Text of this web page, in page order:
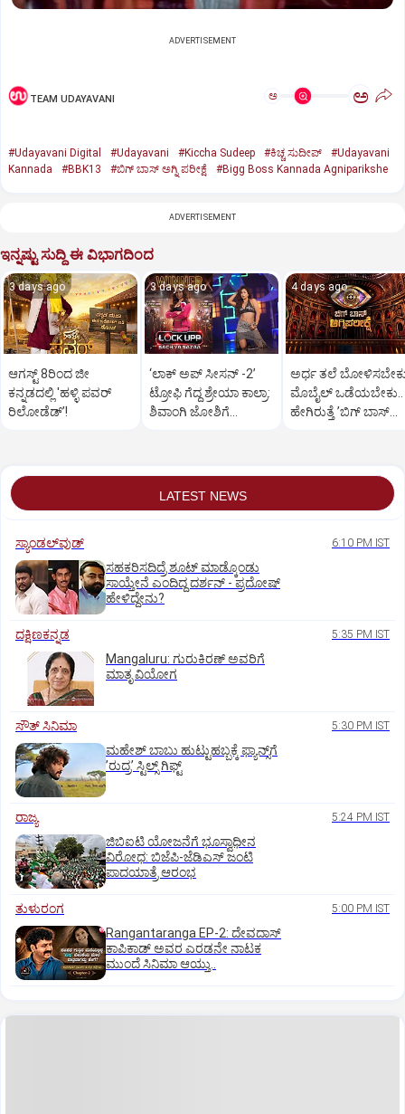
ADVERTISEMENT
TEAM UDAYAVANI ಅ ಅ
#Udayavani Digital #Udayavani #Kiccha Sudeep #ಕಿಚ್ಚ ಸುದೀಪ್‌
#Udayavani
Kannada
#BBK13 #ಬಿಗ್‌ ಬಾಸ್‌ ಅಗ್ನಿ ಪರೀಕ್ಷೆ #Bigg Boss Kannada Agniparikshe
ADVERTISEMENT
ಇನ್ನಷ್ಟು ಸುದ್ದಿ ಈ ವಿಭಾಗದಿಂದ
3 days ago
ಆಗಸ್ಟ್ 8ರಿಂದ ಜೀ
ಕನ್ನಡದಲ್ಲಿ 'ಹಳ್ಳಿ ಪವರ್
ರಿಲೋಡೆಡ್ʼ!
3 days ago
‘ಲಾಕ್ ಅಪ್ ಸೀಸನ್‌ -2ʼ
ಟ್ರೋಫಿ ಗೆದ್ದ ಶ್ರೇಯಾ ಕಾಲ್ರಾ:
ಶಿವಾಂಗಿ ಜೋಶಿಗೆ
4 days ago
ಅರ್ಧ ತಲೆ
ಮೊಬೈಲ್‌ ಒಡೆಯಬೇಕು..
ಹೇಗಿರುತ್ತೆ ‌ʼಬಿಗ್ ಬಾಸ್‌
LATEST NEWS
ಸ್ಯಾಂಡಲ್‌ವುಡ್‌ 6:10 PM IST
ಸಹಕರಿಸದಿದ್ರೆ ಶೂಟ್‌ ಮಾಡ್ಕೊಂಡು
ಸಾಯ್ತೇನೆ ಎಂದಿದ್ದ ದರ್ಶನ್‌ - ಪ್ರದೋಷ್‌
ಹೇಳಿದ್ದೇನು?
ದಕ್ಷಿಣಕನ್ನಡ 5:35 PM IST
Mangaluru: ಗುರುಕಿರಣ್ ಅವರಿಗೆ
ಮಾತೃ ವಿಯೋಗ
ಸೌತ್‌ ಸಿನಿಮಾ 5:30 PM IST
ಮಹೇಶ್‌ ಬಾಬು ಹುಟ್ಟುಹಬ್ಬಕ್ಕೆ ಫ್ಯಾನ್ಸ್‌ಗೆ
ʼರುದ್ರʼ ಸ್ಟಿಲ್ಸ್‌ ಗಿಫ್ಟ್
ರಾಜ್ಯ 5:24 PM IST
ಜಿಬಿಐಟಿ ಯೋಜನೆಗೆ ಭೂಸ್ವಾಧೀನ
ವಿರೋಧ: ಬಿಜೆಪಿ-ಜೆಡಿಎಸ್‌ ಜಂಟಿ
ಪಾದಯಾತ್ರೆ ಆರಂಭ
ತುಳುರಂಗ 5:00 PM IST
Rangantaranga EP-2: ದೇವದಾಸ್
ಕಾಪಿಕಾಡ್‌ ಅವರ ಎರಡನೇ ನಾಟಕ
ಮುಂದೆ ಸಿನಿಮಾ ಆಯ್ತು..